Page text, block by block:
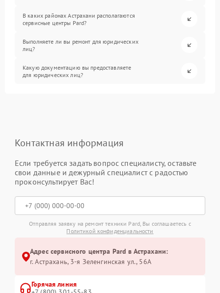
В каких районах Астрахани располагаются
сервисные центры Pard?
Выполняете ли вы ремонт для юридических
лиц?
Какую документацию вы предоставляете
для юридических лиц?
Контактная информация
Если требуется задать вопрос специалисту, оставьте
свои данные и дежурный специалист с радостью
проконсультирует Вас!
Отправляя заявку на ремонт техники Pard, Вы соглашаетесь с
Политикой конфиденциальности
Адрес сервисного центра Pard в Астрахани:
г. Астрахань, 3-я Зеленгинская ул., 56А
Горячая линия